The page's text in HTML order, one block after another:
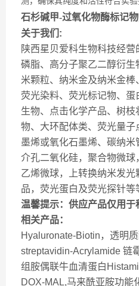
石杉碱甲-过氧化物酶标记
关于我们:
陕西星贝爱科生物科技经
磷脂、高分子聚乙二醇衍
米颗粒、纳米金及纳米金
荧光染料、荧光标记物、
生物、点击化学产品、树
物、大环配体类、荧光量
墨烯或氧化石墨烯、碳纳
介孔二氧化硅，聚合物微
乙烯微球，上转换纳米发
品，荧光蛋白及荧光探针等
温馨提示：供应产品仅用于
相关产品：
Hyaluronate-Biotin，透明
streptavidin-Acrylamide 链
组胺偶联牛血清蛋白
DOX-MAL,马来酰亚胺功能